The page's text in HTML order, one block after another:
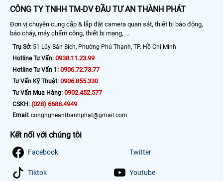
CÔNG TY TNHH TM-DV ĐẦU TƯ AN THÀNH PHÁT
Đơn vị chuyên cung cấp & lắp đặt camera quan sát, thiết bị báo động,
báo cháy, máy chấm công, thiết bị mạng, ...
Trụ Sở: 51 Lũy Bán Bích, Phường Phú Thạnh, TP. Hồ Chí Minh
Hotline Tư Vấn: 0938.11.23.99
Hotline Tư Vấn 1: 0906.72.73.77
Tư Vấn Kỹ Thuật: 0906.855.330
Tư Vấn Mua Hàng: 0902.452.577
CSKH: (028) 6688.4949
Email: congngheanthanhphat@gmail.com
Kết nối với chúng tôi
Facebook Twitter
Tiktok Youtube